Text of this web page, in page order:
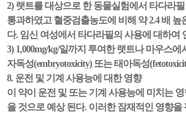
2) 랫트를 대상으로 한 동물실험에서 타다라
통과하였고 혈중검출농도에 비해 약 2.4 배
다. 임신 여성에서 타다라필의 사용에 대하여
3) 1,000mg/kg/일까지 투여한 랫트나 마우스에
자독성(embryotoxicity) 또는 태아독성
8. 운전 및 기계 사용능에 대한 영향
이 약이 운전 및 또는 기계 사용능에 미치는
을 것으로 예상 된다. 이러한 잠재적인 영향